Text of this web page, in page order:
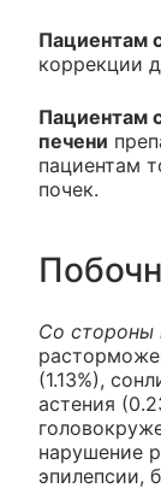
Пациентам
коррекции
Пациентам
печени
пациентам
почек.
Со стороны
(1.13%),
астения
нарушение
эпилепсии,